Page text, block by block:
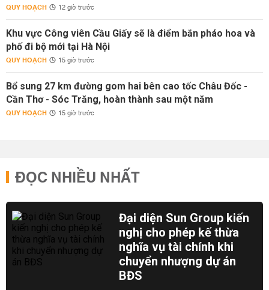
QUY HOẠCH 12 giờ trước
Khu vực Công viên Cầu Giấy sẽ là điểm bắn pháo hoa và
phố đi bộ mới tại Hà Nội
QUY HOẠCH 15 giờ trước
Bổ sung 27 km đường gom hai bên cao tốc Châu Đốc -
Cần Thơ - Sóc Trăng, hoàn thành sau một năm
QUY HOẠCH 15 giờ trước
ĐỌC NHIỀU NHẤT
Đại diện Sun Group kiến
nghị cho phép kế thừa
nghĩa vụ tài chính khi
chuyển nhượng dự án
BĐS